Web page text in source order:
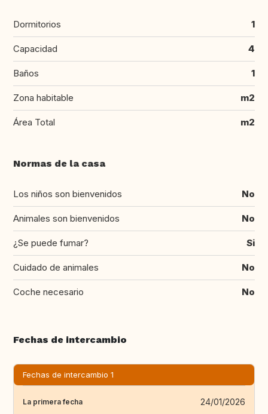
Dormitorios 1
Capacidad 4
Baños 1
Zona habitable m2
Área Total m2
Normas de la casa
Los niños son bienvenidos No
Animales son bienvenidos No
¿Se puede fumar? Si
Cuidado de animales No
Coche necesario No
Fechas de intercambio
Fechas de intercambio 1
La primera fecha 24/01/2026